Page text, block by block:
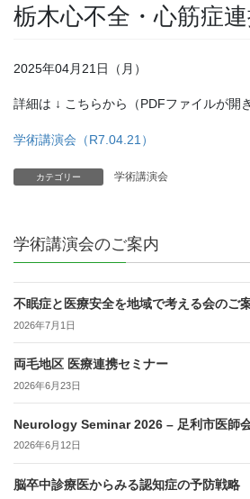
栃木心不全・心筋症
2025年04月21日（月）
詳細は ↓ こちらから（PDFファイルが開
学術講演会（R7.04.21）
カテゴリー 学術講演会
学術講演会のご案内
不眠症と医療安全を地域で考える会のご
2026年7月1日
両毛地区 医療連携セミナー
2026年6月23日
Neurology Seminar 2026 – 足利市医師
2026年6月12日
脳卒中診療医からみる認知症の予防戦略